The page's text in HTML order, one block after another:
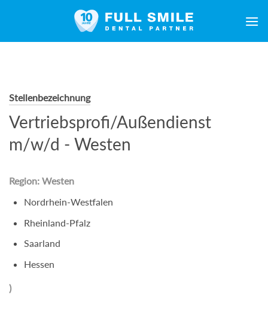
Stellenbezeichnung
Vertriebsprofi/Außendienst
m/w/d - Westen
Region: Westen
Nordrhein-Westfalen
Rheinland-Pfalz
Saarland
Hessen
)